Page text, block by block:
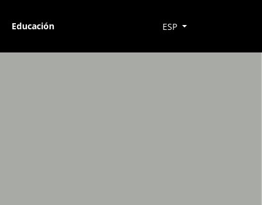
Educación ESP